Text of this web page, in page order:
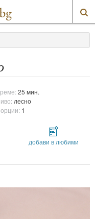
25 мин.
лесно
1
добави в любими